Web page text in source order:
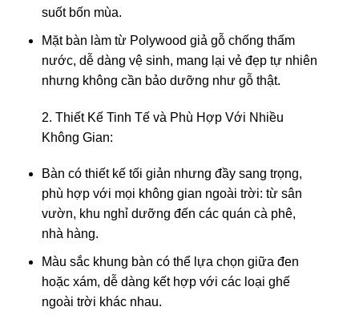
suốt bốn mùa.
Mặt bàn làm từ Polywood giả gỗ chống thấm
nước, dễ dàng vệ sinh, mang lại vẻ đẹp tự nhiên
nhưng không cần bảo dưỡng như gỗ thật.
2. Thiết Kế Tinh Tế và Phù Hợp Với Nhiều
Không Gian:
Bàn có thiết kế tối giản nhưng đầy sang trọng,
phù hợp với mọi không gian ngoài trời: từ sân
vườn, khu nghỉ dưỡng đến các quán cà phê,
nhà hàng.
Màu sắc khung bàn có thể lựa chọn giữa đen
hoặc xám, dễ dàng kết hợp với các loại ghế
ngoài trời khác nhau.